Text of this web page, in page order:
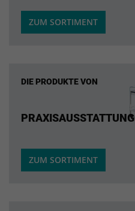
ZUM SORTIMENT
DIE PRODUKTE VON
PRAXISAUSSTATTUNG
ZUM SORTIMENT